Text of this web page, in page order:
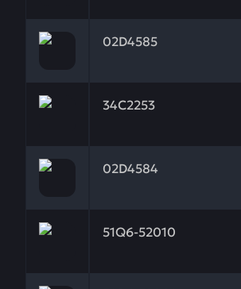
02D4585
Заказывая запчасти у нас, вы
34C2253
Заказывая запчасти у нас, вы
02D4584
Заказывая запчасти у нас, вы
51Q6-52010
Заказывая запчасти у нас, вы
Заказывая запчасти у нас, вы